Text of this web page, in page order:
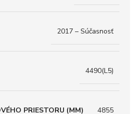
2017 – Súčasnosť
4490(L5)
PRIESTORU (MM) 4855